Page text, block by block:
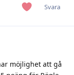
Svara
möjlighet att gå